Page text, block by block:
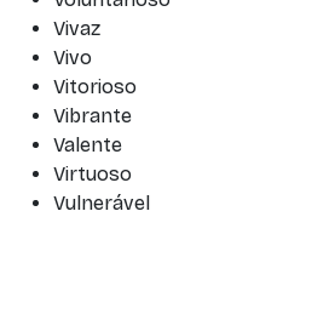
Vivaz
Vivo
Vitorioso
Vibrante
Valente
Virtuoso
Vulnerável